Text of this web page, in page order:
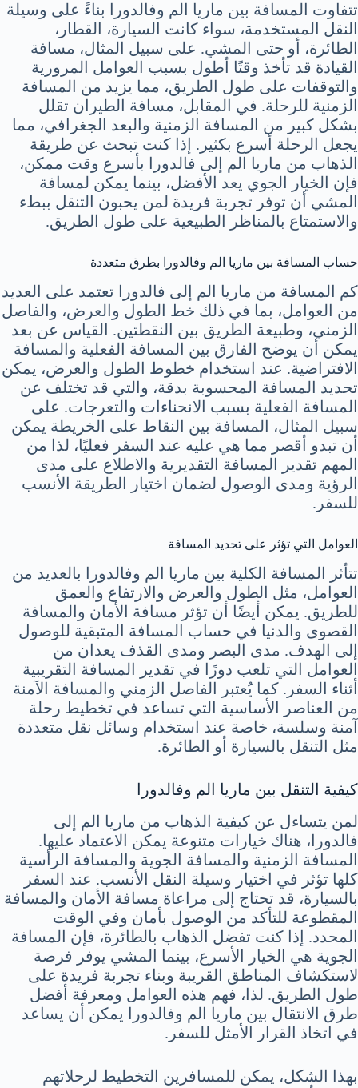
تتفاوت المسافة بين ماريا الم وفالدورا بناءً على وسيلة
النقل المستخدمة، سواء كانت السيارة، القطار،
الطائرة، أو حتى المشي. على سبيل المثال، مسافة
القيادة قد تأخذ وقتًا أطول بسبب العوامل المرورية
والتوقفات على طول الطريق، مما يزيد من المسافة
الزمنية للرحلة. في المقابل، مسافة الطيران تقلل
بشكل كبير من المسافة الزمنية والبعد الجغرافي، مما
يجعل الرحلة أسرع بكثير. إذا كنت تبحث عن طريقة
الذهاب من ماريا الم إلى فالدورا بأسرع وقت ممكن،
فإن الخيار الجوي يعد الأفضل، بينما يمكن لمسافة
المشي أن توفر تجربة فريدة لمن يحبون التنقل ببطء
والاستمتاع بالمناظر الطبيعية على طول الطريق.
حساب المسافة بين ماريا الم وفالدورا بطرق متعددة
كم المسافة من ماريا الم إلى فالدورا تعتمد على العديد
من العوامل، بما في ذلك خط الطول والعرض، والفاصل
الزمني، وطبيعة الطريق بين النقطتين. القياس عن بعد
يمكن أن يوضح الفارق بين المسافة الفعلية والمسافة
الافتراضية. عند استخدام خطوط الطول والعرض، يمكن
تحديد المسافة المحسوبة بدقة، والتي قد تختلف عن
المسافة الفعلية بسبب الانحناءات والتعرجات. على
سبيل المثال، المسافة بين النقاط على الخريطة يمكن
أن تبدو أقصر مما هي عليه عند السفر فعليًا، لذا من
المهم تقدير المسافة التقديرية والاطلاع على مدى
الرؤية ومدى الوصول لضمان اختيار الطريقة الأنسب
للسفر.
العوامل التي تؤثر على تحديد المسافة
تتأثر المسافة الكلية بين ماريا الم وفالدورا بالعديد من
العوامل، مثل الطول والعرض والارتفاع والعمق
للطريق. يمكن أيضًا أن تؤثر مسافة الأمان والمسافة
القصوى والدنيا في حساب المسافة المتبقية للوصول
إلى الهدف. مدى البصر ومدى القذف يعدان من
العوامل التي تلعب دورًا في تقدير المسافة التقريبية
أثناء السفر. كما يُعتبر الفاصل الزمني والمسافة الآمنة
من العناصر الأساسية التي تساعد في تخطيط رحلة
آمنة وسلسة، خاصة عند استخدام وسائل نقل متعددة
مثل التنقل بالسيارة أو الطائرة.
كيفية التنقل بين ماريا الم وفالدورا
لمن يتساءل عن كيفية الذهاب من ماريا الم إلى
فالدورا، هناك خيارات متنوعة يمكن الاعتماد عليها.
المسافة الزمنية والمسافة الجوية والمسافة الرأسية
كلها تؤثر في اختيار وسيلة النقل الأنسب. عند السفر
بالسيارة، قد تحتاج إلى مراعاة مسافة الأمان والمسافة
المقطوعة للتأكد من الوصول بأمان وفي الوقت
المحدد. إذا كنت تفضل الذهاب بالطائرة، فإن المسافة
الجوية هي الخيار الأسرع، بينما المشي يوفر فرصة
لاستكشاف المناطق القريبة وبناء تجربة فريدة على
طول الطريق. لذا، فهم هذه العوامل ومعرفة أفضل
طرق الانتقال بين ماريا الم وفالدورا يمكن أن يساعد
في اتخاذ القرار الأمثل للسفر.
بهذا الشكل، يمكن للمسافرين التخطيط لرحلاتهم